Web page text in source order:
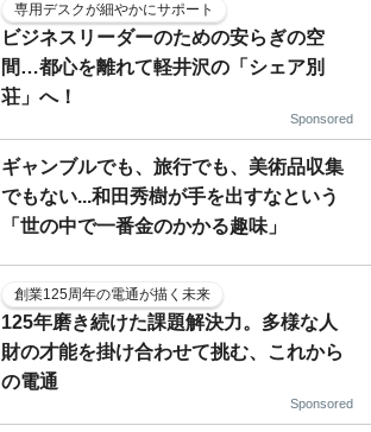
専用デスクが細やかにサポート
ビジネスリーダーのための安らぎの空
間…都心を離れて軽井沢の「シェア別
荘」へ！
Sponsored
ギャンブルでも、旅行でも、美術品収集
でもない...和田秀樹が手を出すなという
「世の中で一番金のかかる趣味」
創業125周年の電通が描く未来
125年磨き続けた課題解決力。多様な人
財の才能を掛け合わせて挑む、これから
の電通
Sponsored